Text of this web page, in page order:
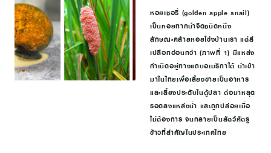
หอยเชอรี่ (golden apple snail)
เป็นหอยทากน้ำจืดชนิดหนึ่ง
ลักษณะคล้ายหอยโข่งบ้านเรา แต่สี
เปลือกอ่อนกว่า (ภาพที่ 1) มีแหล่ง
กำเนิดอยู่ทางแถบอเมริกาใต้ นำเข้า
มาในไทยเพื่อเลี้ยงขายเป็นอาหาร
และเลี้ยงประดับในตู้ปลา ต่อมาหลุด
รอดลงแหล่งน้ำ และถูกปล่อยเมื่อ
ไม่ต้องการ จนกลายเป็นสัตว์ศัตรู
ข้าวที่สำคัญในประเทศไทย